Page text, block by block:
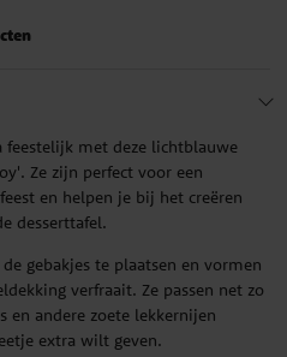
feestelijk met deze lichtblauwe
Ze zijn perfect voor een
en helpen je bij het creëren
desserttafel.
gebakjes te plaatsen en vormen
verfraait. Ze passen net zo
en andere zoete lekkernijen
extra wilt geven.